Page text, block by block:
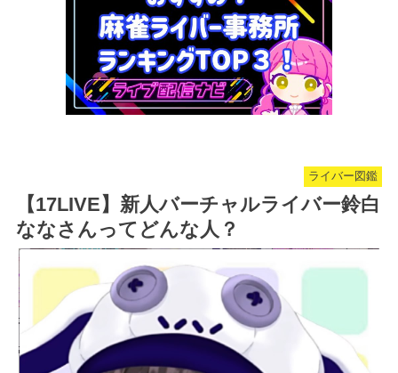
ライバー図鑑
【17LIVE】新人バーチャルライバー鈴白
ななさんってどんな人？